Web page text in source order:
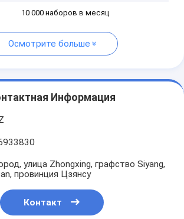
10 000 наборов в месяц
Осмотрите больше
Информация
улица Zhongxing, графство Siyang,
провинция Цзянсу
Контакт